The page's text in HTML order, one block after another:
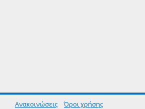
Ανακοινώσεις Όροι χρήσης